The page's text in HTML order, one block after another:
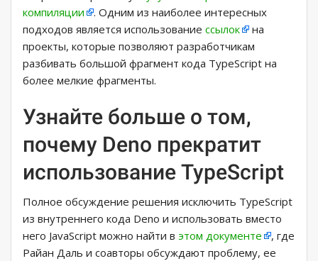
компиляции
. Одним из наиболее интересных
подходов является использование ссылок
на
проекты, которые позволяют разработчикам
разбивать большой фрагмент кода TypeScript на
более мелкие фрагменты.
Узнайте больше о том,
почему Deno прекратит
использование TypeScript
Полное обсуждение решения исключить TypeScript
из внутреннего кода Deno и использовать вместо
него JavaScript можно найти в этом документе
, где
Райан Даль и соавторы обсуждают проблему, ее